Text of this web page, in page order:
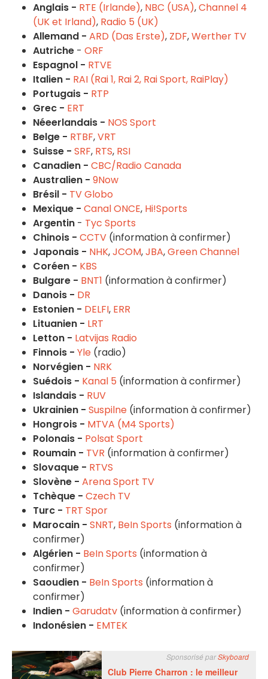
Anglais - RTE (Irlande), NBC (USA),Channel 4
(UK et Irland), Radio 5 (UK)
Allemand - ARD (Das Erste), ZDF,Werther TV
Autriche - ORF
Espagnol - RTVE
Italien - RAI (Rai 1, Rai 2, Rai Sport, RaiPlay)
Portugais - RTP
Grec - ERT
Néeerlandais - NOS Sport
Belge - RTBF,VRT
Suisse - SRF, RTS, RSI
Canadien - CBC/Radio Canada
Australien - 9Now
Brésil - TV Globo
Mexique - Canal ONCE, Hi!Sports
Argentin - Tyc Sports
Chinois - CCTV (information à confirmer)
Japonais - NHK,JCOM,JBA,Green Channel
Coréen - KBS
Bulgare - BNT1 (information à confirmer)
Danois - DR
Estonien - DELFI, ERR
Lituanien - LRT
Letton - Latvijas Radio
Finnois - Yle (radio)
Norvégien - NRK
Suédois - Kanal 5 (information à confirmer)
Islandais - RUV
Ukrainien - Suspilne (information à confirmer)
Hongrois - MTVA (M4 Sports)
Polonais - Polsat Sport
Roumain - TVR (information à confirmer)
Slovaque - RTVS
Slovène - Arena Sport TV
Tchèque - Czech TV
Turc - TRT Spor
Marocain - SNRT, BeIn Sports (information à
confirmer)
Algérien - BeIn Sports (information à
confirmer)
Saoudien - BeIn Sports (information à
confirmer)
Indien - Garudatv (information à confirmer)
Indonésien - EMTEK